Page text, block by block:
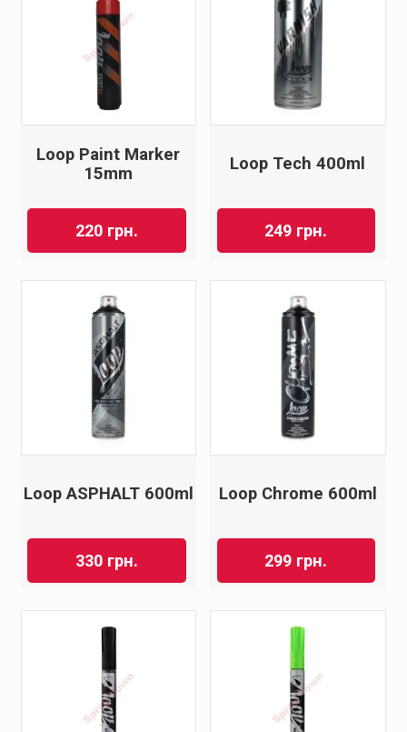
Loop Paint Marker
15mm
220 грн.
Loop Tech 400ml
249 грн.
Loop ASPHALT 600ml
330 грн.
Loop Chrome 600ml
299 грн.